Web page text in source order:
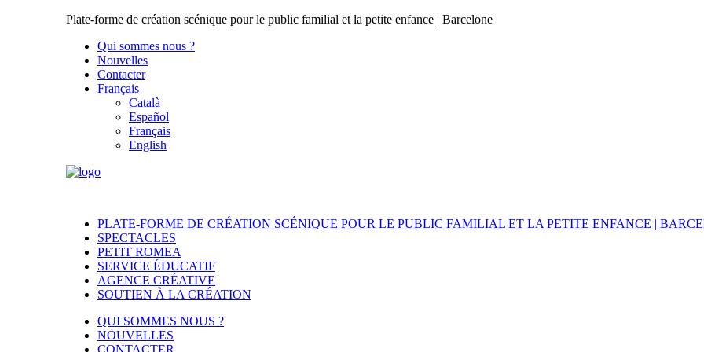
Plate-forme de création scénique pour le public familial et la petite enfance | Barcelone
Qui sommes nous ?
Nouvelles
Contacter
Français
Català
Español
Français
English
PLATE-FORME DE CRÉATION SCÉNIQUE POUR LE PUBLIC FAMILIAL ET LA PETITE ENFANCE |
SPECTACLES
PETIT ROMEA
SERVICE ÉDUCATIF
AGENCE CRÉATIVE
SOUTIEN À LA CRÉATION
QUI SOMMES NOUS ?
NOUVELLES
CONTACTER